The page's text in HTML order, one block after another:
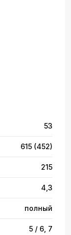
53
615 (452)
215
4,3
полный
5 / 6, 7